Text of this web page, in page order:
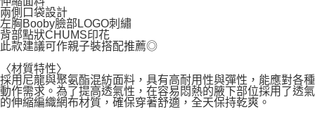
兩側口袋設計
左胸Booby臉部LOGO刺繡
背部點狀CHUMS印花
此款建議可作親子裝搭配推薦◎
〈材質特性〉
採用尼龍與聚氨酯混紡面料，具有高耐用性與彈性，能應對各種
動作需求。為了提高透氣性，在容易悶熱的腋下部位採用了透氣
的伸縮編織網布材質，確保穿著舒適，全天保持乾爽。